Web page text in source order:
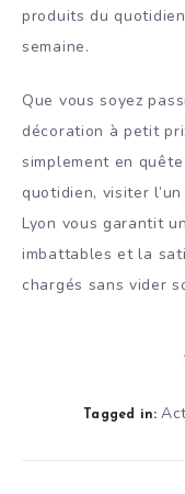
produits du
semaine.
Que vous soyez
décoration à petit
simplement en
quotidien, visiter
Lyon vous garantit
imbattables et la
chargés sans vider
Tagged in: